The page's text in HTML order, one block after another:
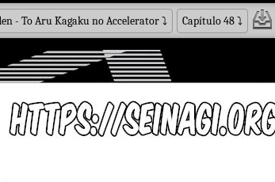
- To Aru Kagaku no Accelerator⤵ Capítulo 48⤵